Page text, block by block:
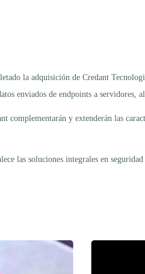
la adquisición de Credant
enviados de endpoints a servidores,
complementarán y extenderán las
las soluciones integrales en